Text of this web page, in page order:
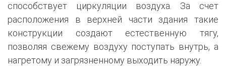
способствует циркуляции воздуха. За счет
расположения в верхней части здания такие
конструкции создают естественную тягу,
позволяя свежему воздуху поступать внутрь, а
нагретому и загрязненному выходить наружу.